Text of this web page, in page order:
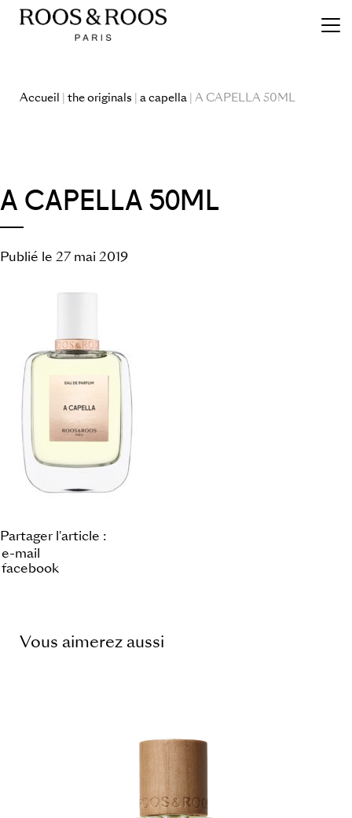
Accueil | the originals | a capella | A CAPELLA 50ML
A CAPELLA 50ML
Publié le 27 mai 2019
Partager l'article :
e-mail
facebook
Vous aimerez aussi